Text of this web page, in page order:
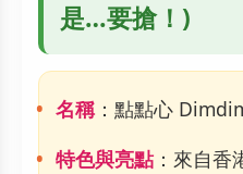
是…要搶！)
名稱：點點心
特色與亮點 ：來自